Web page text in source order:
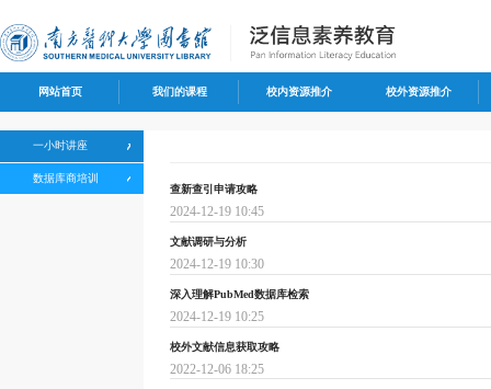
网站首页 我们的课程 校内资源推介 校外资源推介
查新查引申请攻略
2024-12-19 10:45
文献调研与分析
2024-12-19 10:30
深入理解PubMed数据库检索
2024-12-19 10:25
校外文献信息获取攻略
2022-12-06 18:25
一小时讲座
数据库商培训